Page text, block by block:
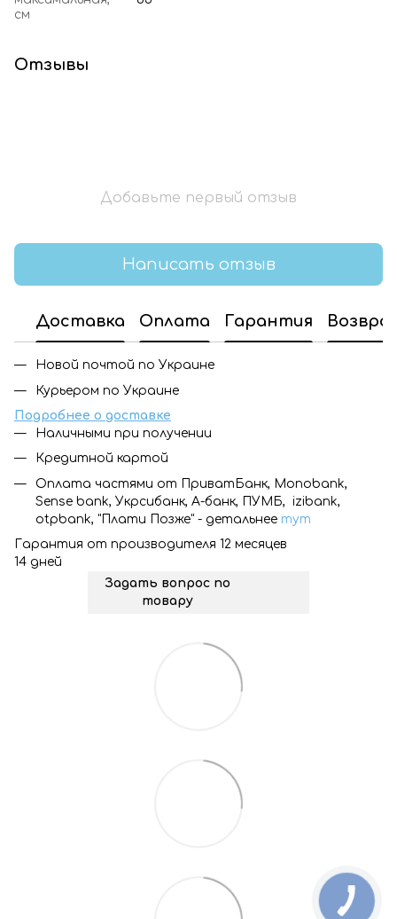
см
Отзывы
Добавьте первый отзыв
Написать отзыв
Доставка Оплата Гарантия
Новой почтой по Украине
Курьером по Украине
Подробнее о доставке
Наличными при получении
Кредитной картой
Оплата частями от ПриватБанк, Monobank,
Sense bank, Укрсибанк, А-банк, ПУМБ, izibank,
otpbank, "Плати Позже" - детальнее тут
Гарантия от производителя 12 месяцев
14 дней
Задать вопрос по
товару